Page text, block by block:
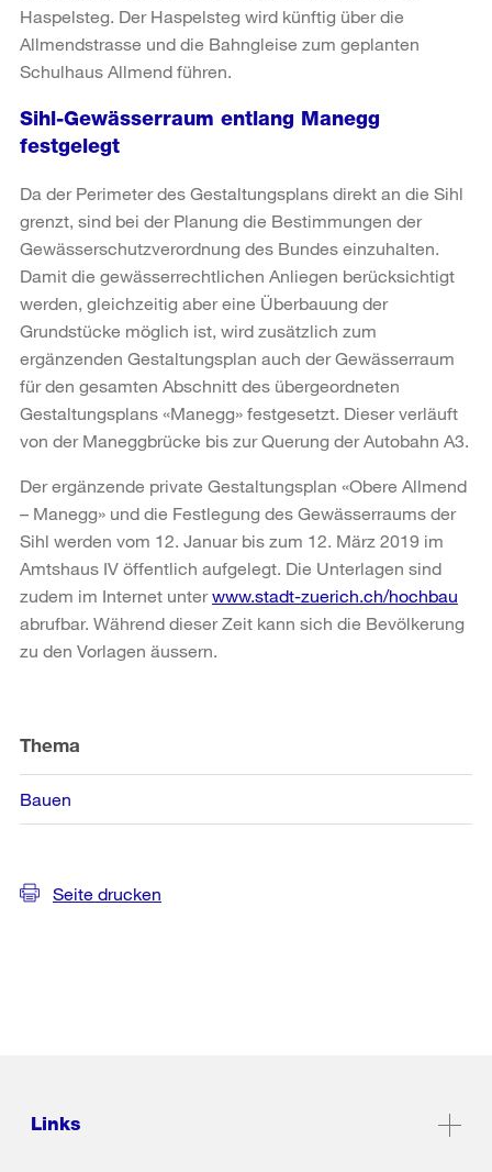
Haspelsteg. Der Haspelsteg wird künftig über die
Allmendstrasse und die Bahngleise zum geplanten
Schulhaus Allmend führen.
Sihl-Gewässerraum entlang Manegg
festgelegt
Da der Perimeter des Gestaltungsplans direkt an die Sihl
grenzt, sind bei der Planung die Bestimmungen der
Gewässerschutzverordnung des Bundes einzuhalten.
Damit die gewässerrechtlichen Anliegen berücksichtigt
werden, gleichzeitig aber eine Überbauung der
Grundstücke möglich ist, wird zusätzlich zum
ergänzenden Gestaltungsplan auch der Gewässerraum
für den gesamten Abschnitt des übergeordneten
Gestaltungsplans «Manegg» festgesetzt. Dieser verläuft
von der Maneggbrücke bis zur Querung der Autobahn A3.
Der ergänzende private Gestaltungsplan «Obere Allmend
– Manegg» und die Festlegung des Gewässerraums der
Sihl werden vom 12. Januar bis zum 12. März 2019 im
Amtshaus IV öffentlich aufgelegt. Die Unterlagen sind
zudem im Internet unterwww.stadt-zuerich.ch/hochbau
abrufbar. Während dieser Zeit kann sich die Bevölkerung
zu den Vorlagen äussern.
Informationen
Thema
Bauen
Seite drucken
Links